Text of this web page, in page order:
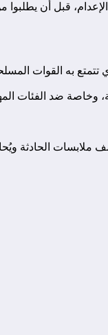
قبل أن
به القوات
وخاصة ضد الفئات
الحادثة